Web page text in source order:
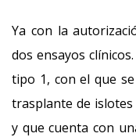
Ya con la
dos ensayos
tipo 1, con el que
trasplante de
y que cuenta con